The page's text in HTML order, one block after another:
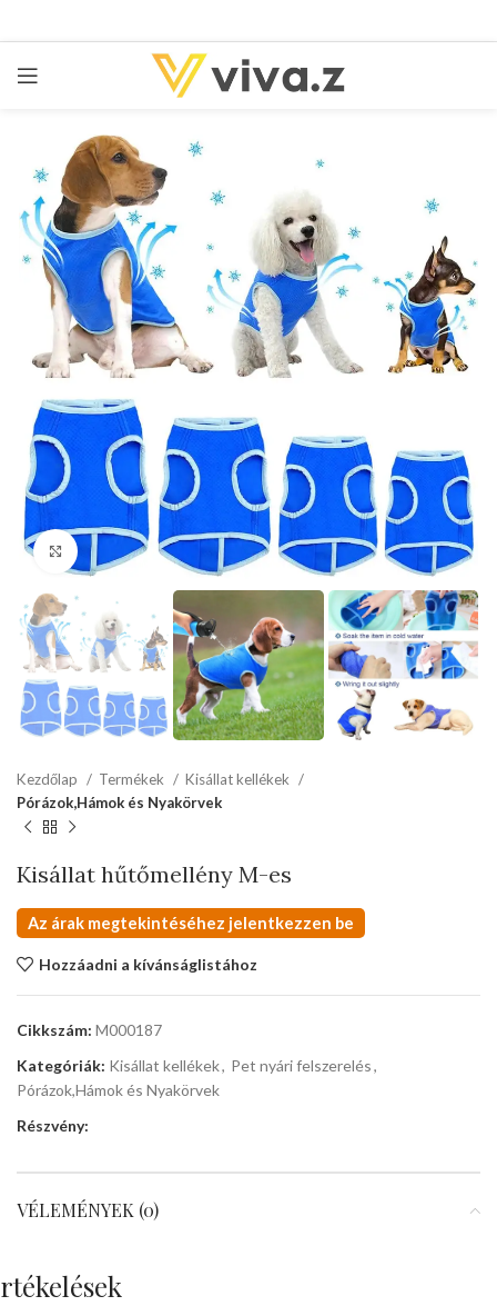
kattints a kinagyításhoz
Kezdőlap Termékek
Kisállat kellékek
Pórázok,Hámok és Nyakörvek
Kisállat hűtőmellény M-es
Az árak megtekintéséhez jelentkezzen be
Hozzáadni a kívánságlistához
Cikkszám: M000187
Kategóriák: Kisállat kellékek, Pet nyári felszerelés,
Pórázok,Hámok és Nyakörvek
Részvény:
VÉLEMÉNYEK (0)